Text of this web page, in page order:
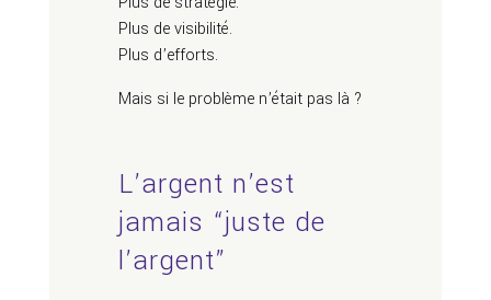
Plus de visibilité.
Plus d’efforts.
Mais si le problème n’était pas là ?
L’argent n’est
jamais “juste de
l’argent”